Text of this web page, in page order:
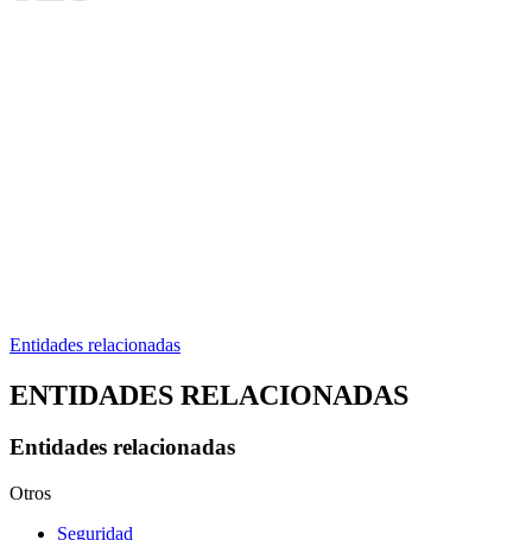
Entidades relacionadas
ENTIDADES RELACIONADAS
Entidades relacionadas
Otros
Seguridad